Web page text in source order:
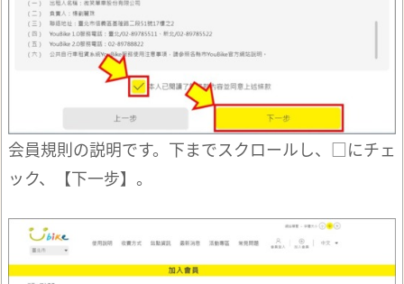
会員規則の説明です。下までスクロールし、□にチェ
ック、【下一步】。